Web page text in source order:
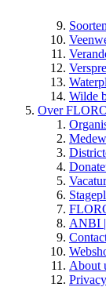
Wilde
Over
ANBI |
About
Privacy